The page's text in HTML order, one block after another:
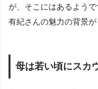
が、そこにはあるよう
有紀さんの魅力の背景が
母は若い頃にスカ